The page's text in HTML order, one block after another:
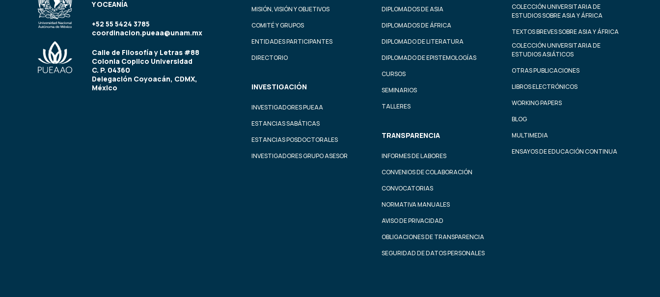
Y OCEANÍA
+52 55 5424 3785
coordinacion.pueaa@unam.mx
Calle de Filosofía y Letras #88
Colonia Copilco Universidad
C. P. 04360
Delegación Coyoacán, CDMX,
México
MISIÓN, VISIÓN Y OBJETIVOS
COMITÉ Y GRUPOS
ENTIDADES PARTICIPANTES
DIRECTORIO
INVESTIGACIÓN
INVESTIGADORES PUEAA
ESTANCIAS SABÁTICAS
ESTANCIAS POSDOCTORALES
INVESTIGADORES GRUPO ASESOR
DIPLOMADOS DE ASIA
DIPLOMADOS DE ÁFRICA
DIPLOMADO DE LITERATURA
DIPLOMADO DE EPISTEMOLOGÍAS
CURSOS
SEMINARIOS
TALLERES
TRANSPARENCIA
INFORMES DE LABORES
CONVENIOS DE COLABORACIÓN
CONVOCATORIAS
NORMATIVA MANUALES
AVISO DE PRIVACIDAD
OBLIGACIONES DE TRANSPARENCIA
SEGURIDAD DE DATOS PERSONALES
COLECCIÓN UNIVERSITARIA DE
ESTUDIOS SOBRE ASIA Y ÁFRICA
TEXTOS BREVES SOBRE ASIA Y ÁFRICA
COLECCIÓN UNIVERSITARIA DE
ESTUDIOS ASIÁTICOS
OTRAS PUBLICACIONES
LIBROS ELECTRÓNICOS
WORKING PAPERS
BLOG
MULTIMEDIA
ENSAYOS DE EDUCACIÓN CONTINUA